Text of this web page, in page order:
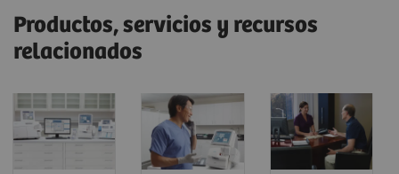
Productos, servicios y recursos
relacionados